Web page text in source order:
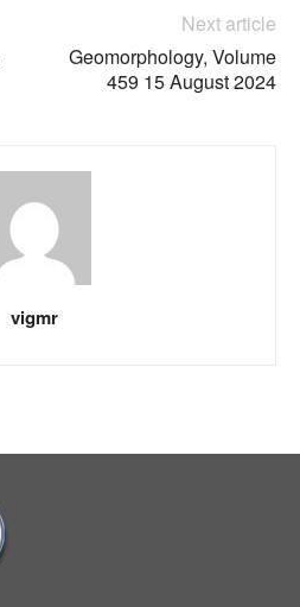
Next article
Geomorphology, Volume
459 15 August 2024
vigmr